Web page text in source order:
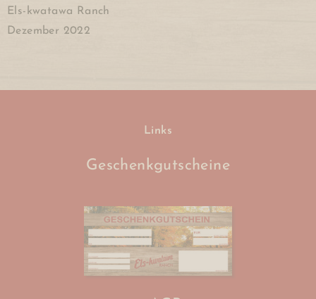
Els-kwatawa Ranch
Dezember 2022
Links
Geschenkgutscheine